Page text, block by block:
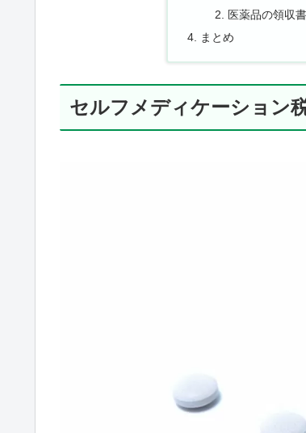
医薬品の領収書
まとめ
セルフメディケーション